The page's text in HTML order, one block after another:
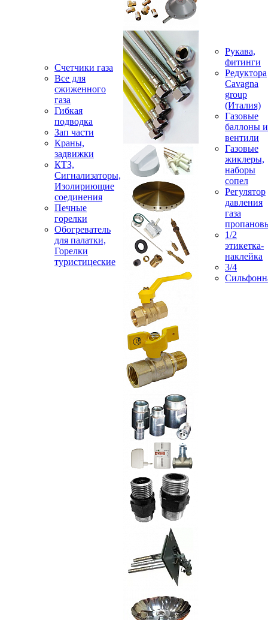
Счетчики газа
Все для
сжиженного
газа
Гибкая
подводка
Зап части
Краны,
задвижки
КТЗ,
Сигнализаторы,
Изолириющие
соединения
Печные
горелки
Обогреватель
для палатки,
Горелки
туристицеские
Рукава,
фитинги
Редуктора
Cavagna
group
(Италия)
Газовые
баллоны и
вентили
Газовые
жиклеры,
наборы
сопел
Регулятор
давления
газа
1/2
этикетка-
наклейка
3/4